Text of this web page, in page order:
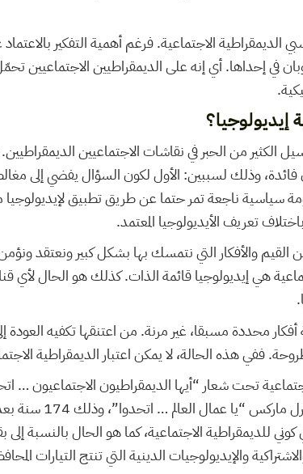
الاجتماعية. فرغم أهمية التفكير
في إحداها. أي إنه على الديمقراطيين الاجتماعيين
إيديولوجيا؟
الكثير من الحبر في نقاشات الاجتماعيين
وذلك لسببين: الأول لكون السؤال يفضي إلى
سياسية ناجعة تمر حتما عن طريق تطبيق لإيديولوجيا
تعريف الأيديولوجيا المعتمد.
القيم والأفكار التي نتمسك بها بشكل كبير ونعتقد
هي إيديولوجيا قائمة الذات. كذلك هو الحال لأي
محددة مسبقا، غير مرنة. من اعتنقها تكفيه العودة
ففي هذه الحالة، لا يمكن اعتبار الديمقراطية
تحت شعار “أيها الديمقراطيون الاجتماعيون …
بيان الحزب الشيوعي لفريديريك
للديمقراطية الاجتماعية، كما هو الحال بالنسبة إلى
والإيديولوجيات الدينية التي تنتج التيارات